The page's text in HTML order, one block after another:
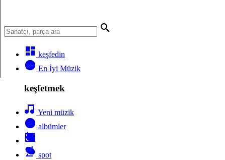
keşfedin
En İyi Müzik
keşfetmek
Yeni müzik
albümler
spot